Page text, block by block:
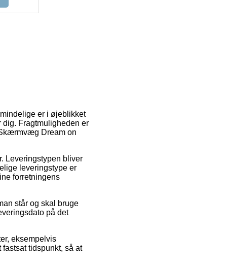
er i øjeblikket
dig. Fragtmuligheden er
Dream on
Leveringstypen bliver
leveringstype er
forretningens
står og skal bruge
på det
eksempelvis
tidspunkt, så at